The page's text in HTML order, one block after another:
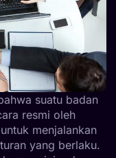
suatu badan
resmi oleh
menjalankan
yang berlaku.